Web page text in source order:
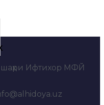
Ифтихор МФЙ